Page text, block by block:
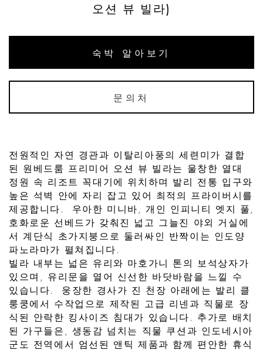
오션 뷰 빌라)
숙박 알아보기
문의처
전원적인 자연 경관과 이탈리아풍의 세련미가 결합
된 원베드룸 프리미어 오션 뷰 빌라는 울창한 열대
정원 속 리조트 꼭대기에 위치하며 발리 전통 입구와
높은 석벽 안에 자리 잡고 있어 최적의 프라이버시를
제공합니다. 우아한 미니바, 개인 인피니티 엣지 풀,
호화로운 선베드가 갖춰진 넓고 그늘진 야외 거실에
서 계단식 초가지붕으로 둘러싸인 반짝이는 인도양
파노라마가 펼쳐집니다.
빌라 내부는 넓은 유리와 마호가니 톤의 보석상자가
있으며, 유리문을 열어 신선한 바닷바람을 느낄 수
있습니다. 웅장한 경사가 진 천장 아래에는 발리 클
룽쿵에서 수작업으로 제작된 고급 리넨과 직물로 장
식된 안락한 킹사이즈 침대가 있습니다. 추가로 배치
된 가구들은, 생동감 넘치는 직물 쿠션과 인도네시아
군도 전역에서 엄선된 앤틱 제품과 함께 편안한 휴식